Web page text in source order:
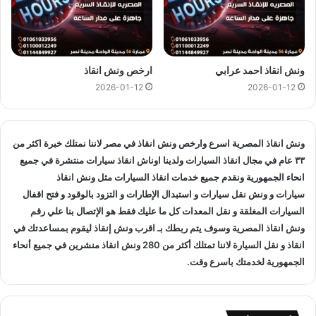
الجمهورية لإنقاذ ونقل السياراتالمعطلة و سيارات الحوادث.
انقاذ السيارات:
اذا تعطلت سيارتك او تعرضت لحادث سير يمكنك الاتصال بـ ونش
انقاذ المصرية لانقاذ سيارتك ونقلك في الحال فنحن حريصين علي
تقديم و توفير جميع خدماتانقاذ السياراتالتي قد تحتاج اليها سواء
جر السياراتاونقل السيارات .
تغيير الاطارات :
لا تقلق عندما تجد ان اطار سيارتك يحتاج الي تغيير او اصلاح حيث
اننا نساعدك علي القيام بتغيير واستبدال الاطار في الطريق حال
تعطلك.
نقل الوقود :
اذا تعرضت سيارتك الي نفاذ الوقود في اي طريق خالي من محطات
ونش انقاذ احمد عرابي
2026-01-12
ارخص ونش انقاذ
2026-01-12
ونش انقاذ المصرية اسرع وارخص ونش انقاذفي مصر لاننا نمتلك خبرة اكثر من
٣٣ عام في مجال
انقاذ السياراتولدينا اوناش انقاذ سياراتمنتشرة في جميع
انحاء الجمهورية ونقدم جميع خدمات انقاذ السياراتمثل ونش انقاذ
سياراتو ونش نقل سياراتو استبدال الإطارات و التزود بالوقود و فتح اقفال
السيارات المغلقة و نقل المعدات كل ما عليك فقط هو الإتصال بنا عليرقم
ونش انقاذ المصرية وسوف يتم ربطك بـ اقرب ونش إنقاذليقوم بمساعدتك في
انقاذ و نقل السيارة لاننا تمتلك أكثر من 280 ونش انقاذمنشرين في جميع أنحاء
الجمهورية لخدمتك باسرع وقت.